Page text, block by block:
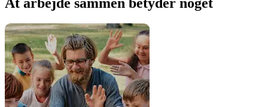
At arbejde sammen betyder noget